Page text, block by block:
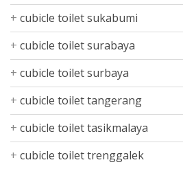
cubicle toilet sukabumi
cubicle toilet surabaya
cubicle toilet surbaya
cubicle toilet tangerang
cubicle toilet tasikmalaya
cubicle toilet trenggalek